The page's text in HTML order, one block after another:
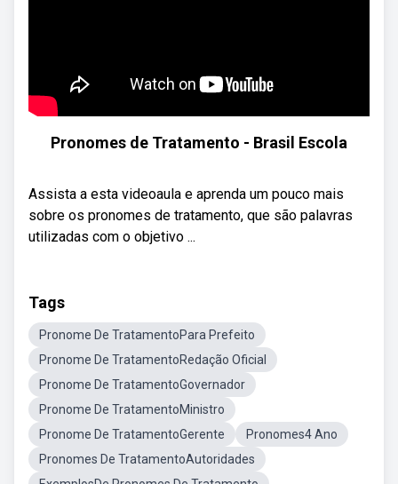
Pronomes de Tratamento - Brasil Escola
Assista a esta videoaula e aprenda um pouco mais
sobre os pronomes de tratamento, que são palavras
utilizadas com o objetivo ...
Tags
Pronome De TratamentoPara Prefeito
Pronome De TratamentoRedação Oficial
Pronome De TratamentoGovernador
Pronome De TratamentoMinistro
Pronome De TratamentoGerente
Pronomes4 Ano
Pronomes De TratamentoAutoridades